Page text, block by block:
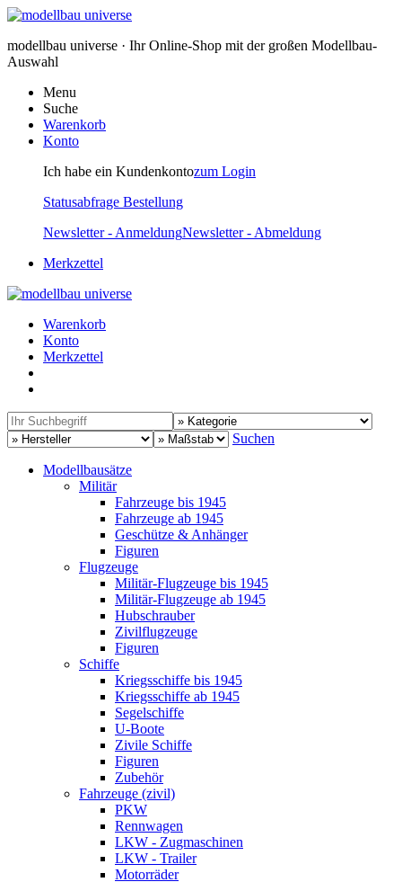
modellbau universe · Ihr Online-Shop mit der großen Modellbau-
Auswahl
Menu
Suche
Warenkorb
Konto
Ich habe ein Kundenkontozum Login
Statusabfrage Bestellung
Newsletter - AnmeldungNewsletter - Abmeldung
Merkzettel
Warenkorb
Konto
Merkzettel
Suchen
Modellbausätze
Militär
Fahrzeuge bis 1945
Fahrzeuge ab 1945
Geschütze & Anhänger
Figuren
Flugzeuge
Militär-Flugzeuge bis 1945
Militär-Flugzeuge ab 1945
Hubschrauber
Zivilflugzeuge
Figuren
Schiffe
Kriegsschiffe bis 1945
Kriegsschiffe ab 1945
Segelschiffe
U-Boote
Zivile Schiffe
Figuren
Zubehör
Fahrzeuge (zivil)
PKW
Rennwagen
LKW - Zugmaschinen
LKW - Trailer
Motorräder